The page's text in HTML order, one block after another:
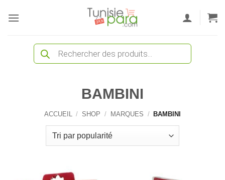
Recherche
produits
BAMBINI
ACCUEIL / SHOP / MARQUES / BAMBINI